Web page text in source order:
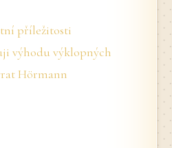
příležitosti
výhodu výklopných
Hörmann